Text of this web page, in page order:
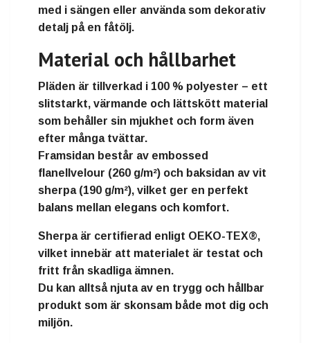
med i sängen eller använda som dekorativ
detalj på en fåtölj.
Material och hållbarhet
Pläden är tillverkad i 100 % polyester – ett
slitstarkt, värmande och lättskött material
som behåller sin mjukhet och form även
efter många tvättar.
Framsidan består av embossed
flanellvelour (260 g/m²) och baksidan av vit
sherpa (190 g/m²), vilket ger en perfekt
balans mellan elegans och komfort.
Sherpa är certifierad enligt OEKO-TEX®,
vilket innebär att materialet är testat och
fritt från skadliga ämnen.
Du kan alltså njuta av en trygg och hållbar
produkt som är skonsam både mot dig och
miljön.